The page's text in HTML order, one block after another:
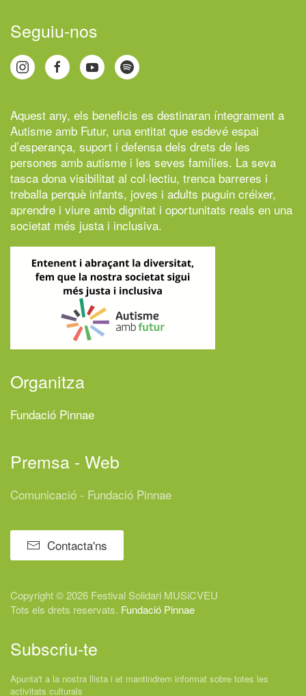
Seguiu-nos
Aquest any, els beneficis es destinaran íntegrament a
Autisme amb Futur, una entitat que esdevé espai
d’esperança, suport i defensa dels drets de les
persones amb autisme i les seves famílies. La seva
tasca dona visibilitat al col·lectiu, trenca barreres i
treballa perquè infants, joves i adults puguin créixer,
aprendre i viure amb dignitat i oportunitats reals en una
societat més justa i inclusiva.
Organitza
Fundació Pinnae
Premsa - Web
Comunicació - Fundació Pinnae
Contacta'ns
Copyright © 2026 Festival Solidari MUSiCVEU
Tots els drets reservats. Fundació Pinnae
Subscriu-te
Apunta't a la nostra llista i et mantindrem informat sobre totes les
activitats culturals